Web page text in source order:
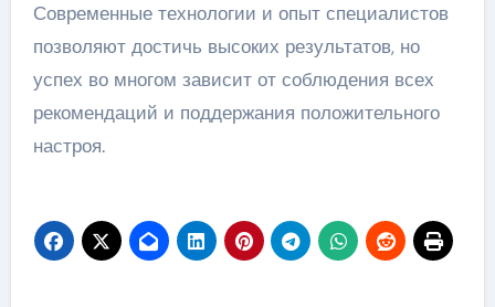
Современные технологии и опыт специалистов
позволяют достичь высоких результатов, но
успех во многом зависит от соблюдения всех
рекомендаций и поддержания положительного
настроя.